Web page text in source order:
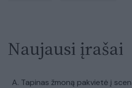
Naujausi įrašai
A. Tapinas žmoną pakvietė į